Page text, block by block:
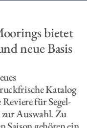
bietet
neue Basis
Katalog
für Segel-
Auswahl. Zu